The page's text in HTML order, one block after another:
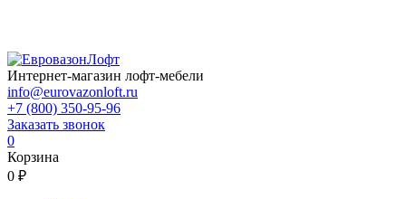
Интернет-магазин лофт-мебели
info@eurovazonloft.ru
+7 (800) 350-95-96
Заказать звонок
0
Корзина
0 ₽